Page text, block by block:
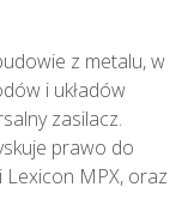
z metalu, w
i układów
zasilacz.
prawo do
Lexicon MPX, oraz